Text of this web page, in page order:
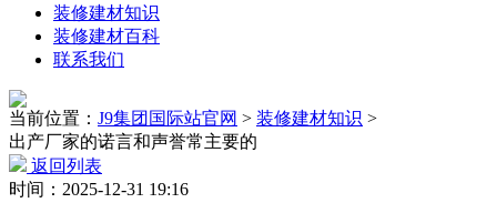
装修建材知识
装修建材百科
联系我们
当前位置： J9集团国际站官网 > 装修建材知识 >
出产厂家的诺言和声誉常主要的
返回列表
时间：2025-12-31 19:16